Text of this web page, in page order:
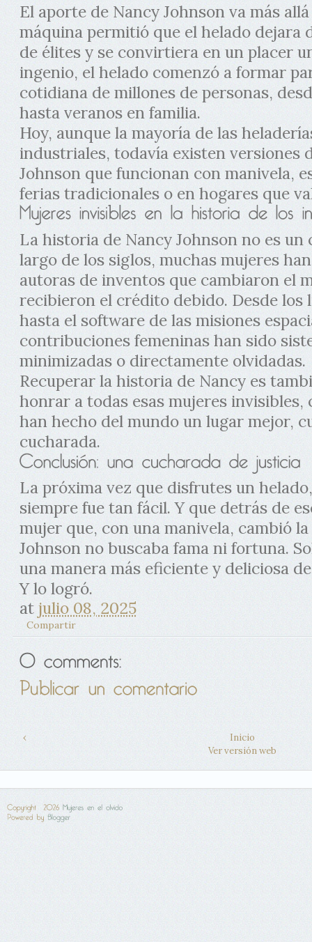
El aporte de Nancy Johnson va más
máquina permitió que el helado dejara
de élites y se convirtiera en un placer
ingenio, el helado comenzó a formar
cotidiana de millones de personas,
hasta veranos en familia.
Hoy, aunque la mayoría de las
industriales, todavía existen versiones
Johnson que funcionan con manivela,
ferias tradicionales o en hogares que
La historia de Nancy Johnson no es un
largo de los siglos, muchas mujeres
autoras de inventos que cambiaron el
recibieron el crédito debido. Desde los
hasta el software de las misiones
contribuciones femeninas han sido
minimizadas o directamente olvidadas.
Recuperar la historia de Nancy es
honrar a todas esas mujeres invisibles,
han hecho del mundo un lugar mejor,
cucharada.
La próxima vez que disfrutes un
siempre fue tan fácil. Y que detrás de
mujer que, con una manivela, cambió
Johnson no buscaba fama ni fortuna.
una manera más eficiente y deliciosa
Y lo logró.
at julio 08, 2025
Compartir
‹
Inicio
Ver versión web